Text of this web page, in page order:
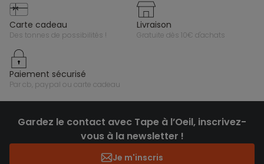
carte cadeau
des tonnes de possibilités !
livraison
gratuite dès 10€ d'achats
paiement sécurisé
par cb, paypal ou carte cadeau
Gardez le contact avec Tape à l’Oeil, inscrivez-
vous à la newsletter !
Je m'inscris